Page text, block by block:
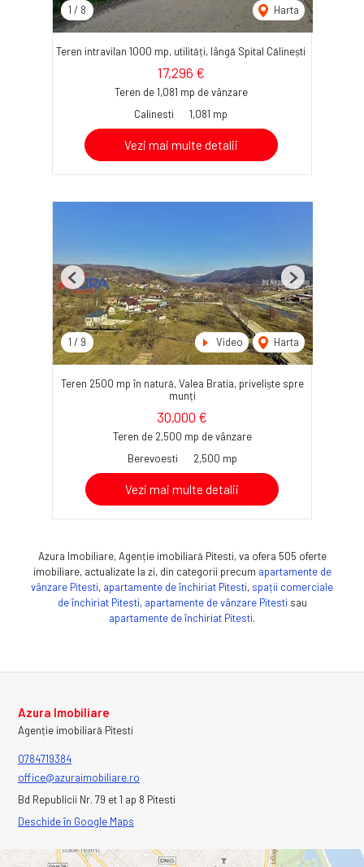
1 / 8 Harta
Teren intravilan 1000 mp, utilități, lângă Spital Călinești
17,296 €
Teren de 1,081 mp de vânzare
Calinesti
1,081 mp
Vezi mai multe detalii
1 / 9 Video Harta
Previous Next
Teren 2500 mp în natură, Valea Bratia, priveliște spre
munți
30,000 €
Teren de 2,500 mp de vânzare
Berevoesti
2,500 mp
Vezi mai multe detalii
Azura Imobiliare, Agenție imobiliară Pitesti, va ofera 505 oferte
imobiliare, actualizate la zi, din categorii precum apartamente de
vânzare Pitesti, apartamente de închiriat Pitesti, spații comerciale
de închiriat Pitesti, apartamente de vânzare Pitesti sau
apartamente de închiriat Pitesti.
Azura Imobiliare
Agenție imobiliară Pitesti
0784719384
office@azuraimobiliare.ro
Bd Republicii Nr. 79 et 1 ap 8 Pitesti
Deschide în Google Maps